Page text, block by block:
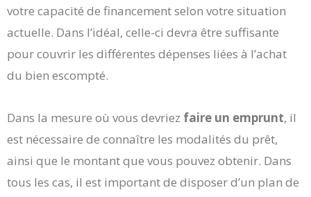
votre capacité de financement selon votre situation
actuelle. Dans l’idéal, celle-ci devra être suffisante
pour couvrir les différentes dépenses liées à l’achat
du bien escompté.
Dans la mesure où vous devriez faire un emprunt, il
est nécessaire de connaître les modalités du prêt,
ainsi que le montant que vous pouvez obtenir. Dans
tous les cas, il est important de disposer d’un plan de